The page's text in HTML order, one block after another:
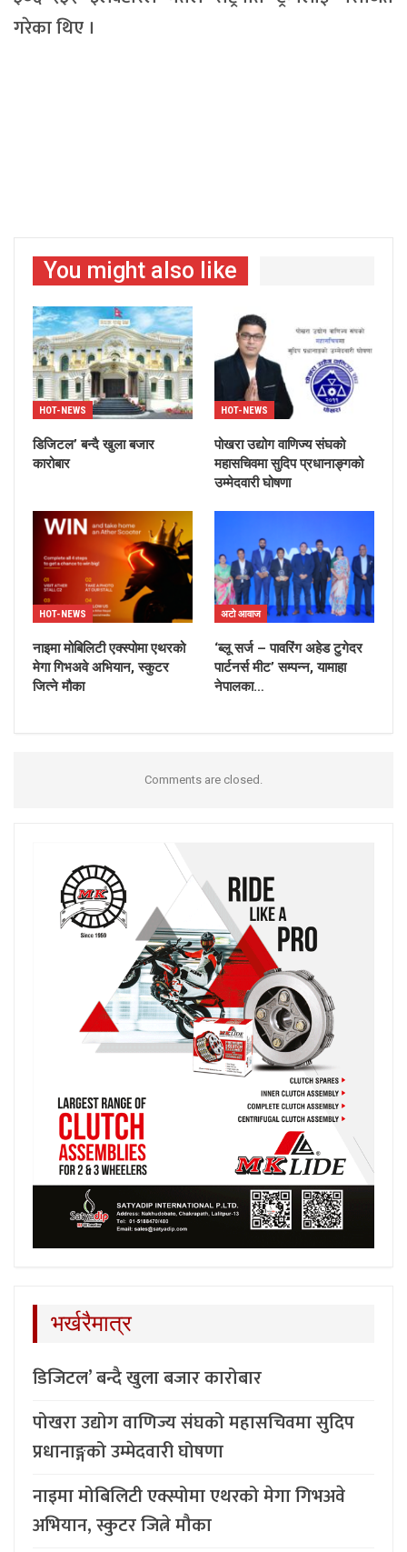
गरेका थिए ।
You might also like
HOT-NEWS
डिजिटल’ बन्दै खुला बजार
कारोबार
HOT-NEWS
पोखरा उद्योग वाणिज्य संघको
महासचिवमा सुदिप प्रधानाङ्गको
उम्मेदवारी घोषणा
HOT-NEWS
नाइमा मोबिलिटी एक्स्पोमा एथरको
मेगा गिभअवे अभियान, स्कुटर
जित्ने मौका
अटो आवाज
‘ब्लू सर्ज – पावरिंग अहेड टुगेदर
पार्टनर्स मीट’ सम्पन्न, यामाहा
नेपालका…
Comments are closed.
भर्खरैमात्र
डिजिटल’ बन्दै खुला बजार कारोबार
पोखरा उद्योग वाणिज्य संघको महासचिवमा सुदिप
प्रधानाङ्गको उम्मेदवारी घोषणा
नाइमा मोबिलिटी एक्स्पोमा एथरको मेगा गिभअवे
अभियान, स्कुटर जित्ने मौका